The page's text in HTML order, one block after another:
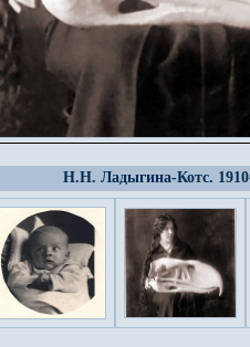
Н.Н. Ладыгина-Котс.